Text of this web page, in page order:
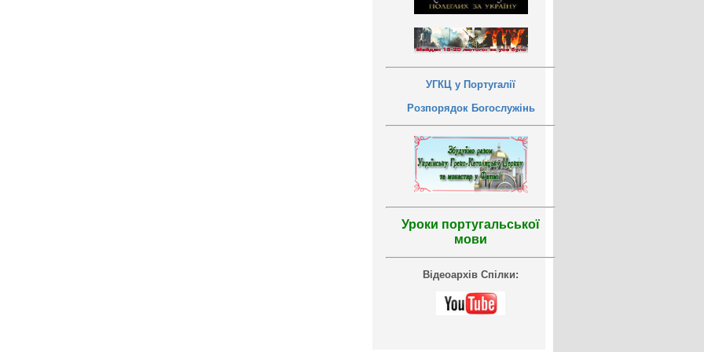
УГКЦ у Португалії
Розпорядок Богослужінь
Уроки португальської
мови
Відеоархів Спілки: